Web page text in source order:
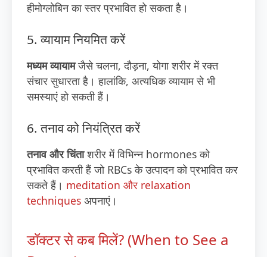
हीमोग्लोबिन का स्तर प्रभावित हो सकता है।
5. व्यायाम नियमित करें
मध्यम व्यायामजैसे चलना, दौड़ना, योगा शरीर में रक्त
संचार सुधारता है। हालांकि, अत्यधिक व्यायाम से भी
समस्याएं हो सकती हैं।
6. तनाव को नियंत्रित करें
तनाव और चिंताशरीर में विभिन्न hormones को
प्रभावित करती हैं जो RBCs के उत्पादन को प्रभावित कर
सकते हैं। meditation और relaxation
techniques अपनाएं।
डॉक्टर से कब मिलें? (When to See a